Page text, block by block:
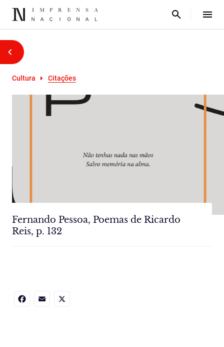
Cultura Citações
Fernando Pessoa, Poemas de Ricardo
Reis, p. 132